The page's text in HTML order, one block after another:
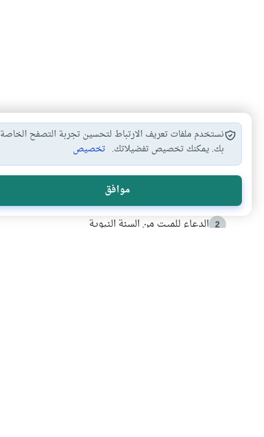
الأكثر قراءة
أدعية من السنة النبوية
2 الدعاء للميت من السنة النبوية
نستخدم ملفات تعريف الارتباط لتحسين تجربة التصفح الخاصة
بك. يمكنك تخصيص تفضيلاتك. تخصيص
موافق